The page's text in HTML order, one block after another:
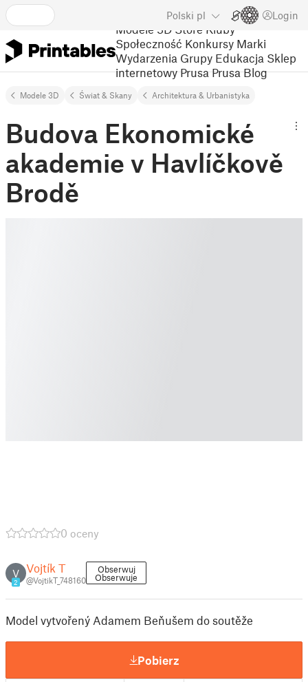
Polski pl Login
Modele 3D Store Kluby
Społeczność Konkursy Marki
Wydarzenia Grupy Edukacja Sklep
internetowy Prusa Prusa Blog
Modele 3D Świat & Skany Architektura & Urbanistyka
Budova Ekonomické
akademie v Havlíčkově
Brodě
0 oceny
V
2
Vojtík T
@VojtikT_748160
Obserwuj
Obserwuje
Model vytvořený Adamem Beňušem do soutěže
Pobierz